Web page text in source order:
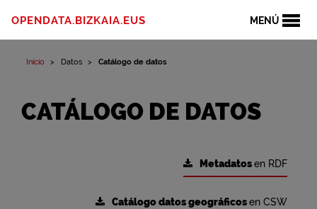
MENÚ
OPENDATA.BIZKAIA.EUS
Inicio Datos Catálogo de datos
CATÁLOGO DE DATOS
Metadatosen RDF
Catálogo datos geográficosen CSW